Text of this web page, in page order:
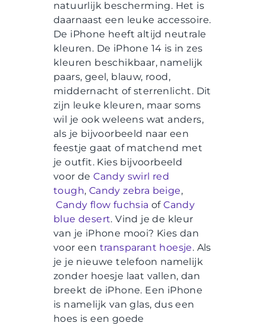
natuurlijk bescherming. Het is
daarnaast een leuke accessoire.
De iPhone heeft altijd neutrale
kleuren. De iPhone 14 is in zes
kleuren beschikbaar, namelijk
paars, geel, blauw, rood,
middernacht of sterrenlicht. Dit
zijn leuke kleuren, maar soms
wil je ook weleens wat anders,
als je bijvoorbeeld naar een
feestje gaat of matchend met
je outfit. Kies bijvoorbeeld
voor deCandy swirl red
tough, Candy zebra beige,
Candy flow fuchsia ofCandy
blue desert. Vind je de kleur
van je iPhone mooi? Kies dan
voor een transparant hoesje. Als
je je nieuwe telefoon namelijk
zonder hoesje laat vallen, dan
breekt de iPhone. Een iPhone
is namelijk van glas, dus een
hoes is een goede